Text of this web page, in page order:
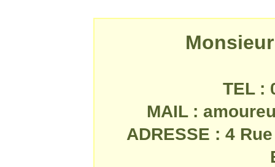
TEL :
MAIL :
ADRESSE : 4